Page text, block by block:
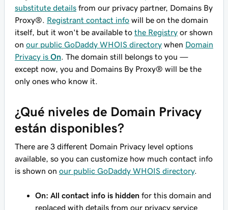
substitute details from our privacy partner, Domains By
Proxy®. Registrant contact info will be on the domain
itself, but it won't be available to the Registry or shown
on our public GoDaddy WHOIS directory when Domain
Privacy is On . The domain still belongs to you —
except now, you and Domains By Proxy® will be the
only ones who know it.
¿Qué niveles de Domain Privacy
están disponibles?
There are 3 different Domain Privacy level options
available, so you can customize how much contact info
is shown on our public GoDaddy WHOIS directory.
On: All contact info is hidden for this domain and
replaced with details from our privacy service